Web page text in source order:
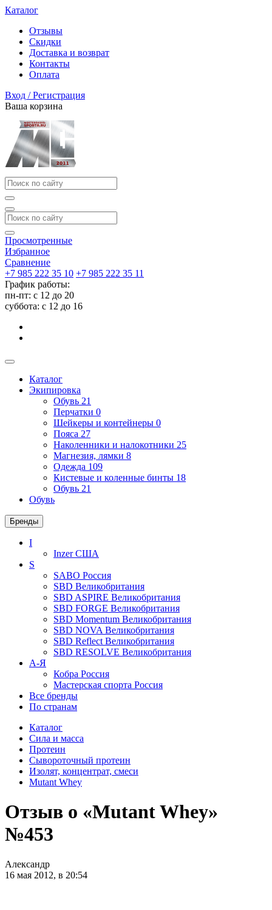
Каталог
Отзывы
Скидки
Доставка и возврат
Контакты
Оплата
Вход / Регистрация
Ваша корзина
Просмотренные
Избранное
Сравнение
+7 985 222 35 10 +7 985 222 35 11
График работы:
пн-пт: с 12 до 20
суббота: c 12 до 16
Каталог
Экипировка
Обувь 21
Перчатки 0
Шейкеры и контейнеры 0
Пояса 27
Наколенники и налокотники 25
Магнезия, лямки 8
Одежда 109
Кистевые и коленные бинты 18
Обувь 21
Обувь
Бренды
I
InzerСША
S
SABO Россия
SBD Великобритания
SBD ASPIRE Великобритания
SBD FORGE Великобритания
SBD Momentum Великобритания
SBD NOVA Великобритания
SBD Reflect Великобритания
SBD RESOLVE Великобритания
А-Я
Кобра Россия
Мастерская спорта Россия
Все бренды
По странам
Каталог
Сила и масса
Протеин
Сывороточный протеин
Изолят, концентрат, смеси
Mutant Whey
Отзыв о «Mutant Whey»
№453
Александр
16 мая 2012, в 20:54